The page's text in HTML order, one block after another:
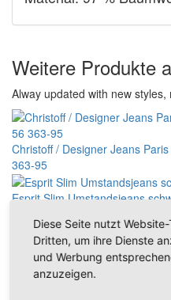
Weitere Produkte
Alway updated with new
Christoff / Designer Jeans
363-95
Esprit Slim Umstandsjeans
Christoff Jeans Bootcut-Jeans
638-89
Diese Seite nutzt
Dritten, um ihre Dienste
und Werbung
anzuzeigen.